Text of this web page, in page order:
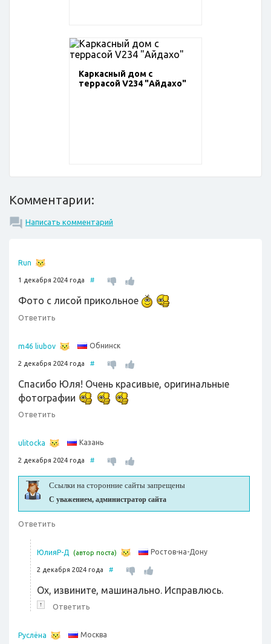
Каркасный дом с
террасой V234 "Айдахо"
Комментарии:
Написать комментарий
Run
1 декабря 2024 года #
Фото с лисой прикольное
Ответить
m46 liubov Обнинск
2 декабря 2024 года #
Спасибо Юля! Очень красивые, оригинальные
фотографии
Ответить
ulitocka Казань
2 декабря 2024 года #
Ссылки на сторонние сайты запрещены
С уважением, администратор сайта
Ответить
ЮлияР-Д (автор поста) Ростов-на-Дону
2 декабря 2024 года #
Ох, извините, машинально. Исправлюсь.
↑ Ответить
Руслёна Москва